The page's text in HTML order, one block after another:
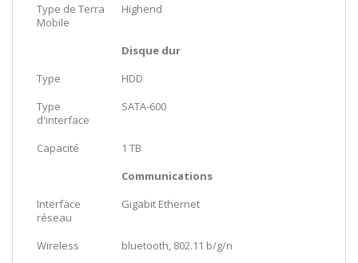
Type de Terra
Mobile
Highend
Disque dur
Type
HDD
Type
d'interface
SATA-600
Capacité
1 TB
Communications
Interface
réseau
Gigabit Ethernet
Wireless
bluetooth, 802.11 b/g/n